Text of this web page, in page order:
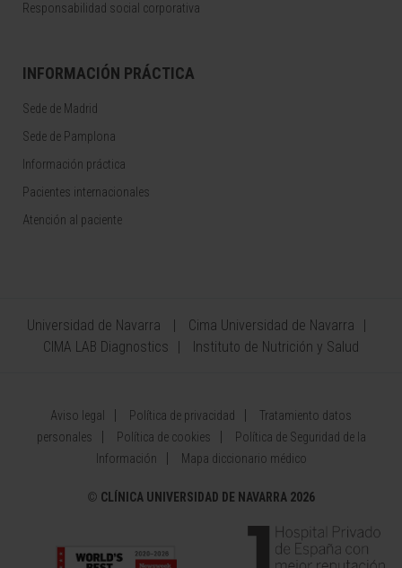
Responsabilidad social corporativa
INFORMACIÓN PRÁCTICA
Sede de Madrid
Sede de Pamplona
Información práctica
Pacientes internacionales
Atención al paciente
Universidad de Navarra
Cima Universidad de Navarra
CIMA LAB Diagnostics
Instituto de Nutrición y Salud
Aviso legal Política de privacidad
Tratamiento datos
personales
Política de cookies
Política de Seguridad de la
Información
Mapa diccionario médico
© CLÍNICA UNIVERSIDAD DE NAVARRA 2026